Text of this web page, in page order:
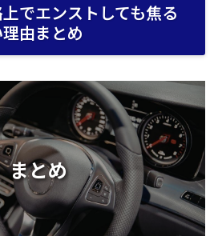
でエンストしても焦る
由まとめ
まとめ